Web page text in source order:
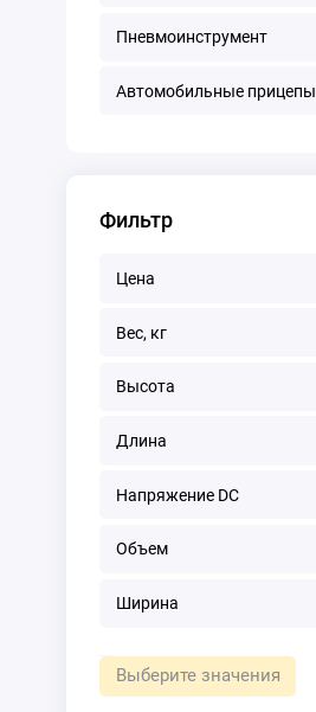
Пневмоинструмент
Автомобильные прицепы
Фильтр
Цена
Вес, кг
Высота
Длина
Напряжение DC
Объем
Ширина
Выберите значения